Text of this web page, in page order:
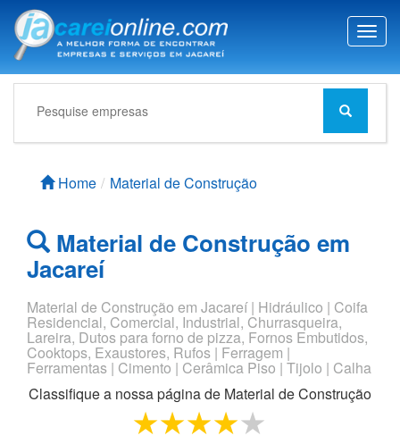
T
o
g
g
n
n
Home Material de Construção
Material de Construção em
Jacareí
Material de Construção em Jacareí | Hidráulico | Coifa
Residencial, Comercial, Industrial, Churrasqueira,
Lareira, Dutos para forno de pizza, Fornos Embutidos,
Cooktops, Exaustores, Rufos | Ferragem |
Ferramentas | Cimento | Cerâmica Piso | Tijolo | Calha
Classifique a nossa página de Material de Construção
4 stars
3 stars
2 stars
1 star